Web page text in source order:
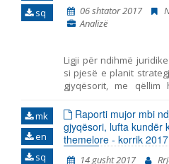
sq
06 shtator 2017
Analizë
Ligji për ndihmë
si pjesë e planit
gjyqësorit, me qëllim
akteve të tjera
përpilua në dhjetor
zbatohet në korrik
implemenitimit, numri i
i vogël sepse njerëzit
mk
en
sq
Raporti mujor mbi
gjyqësori, lufta kundër
themelore - korrik 2017
14 gusht 2017